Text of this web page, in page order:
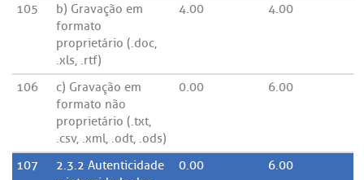
105
b) Gravação em
formato
proprietário (.doc,
.xls, .rtf)
4.00 4.00
106
c) Gravação em
formato não
proprietário (.txt,
.csv, .xml, .odt, .ods)
0.00 6.00
107
2.3.2 Autenticidade
0.00 6.00